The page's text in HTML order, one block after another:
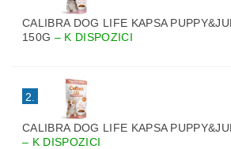
CALIBRA DOG LIFE KAPSA
150G – K DISPOZICI
2.
CALIBRA DOG LIFE KAPSA
– K DISPOZICI